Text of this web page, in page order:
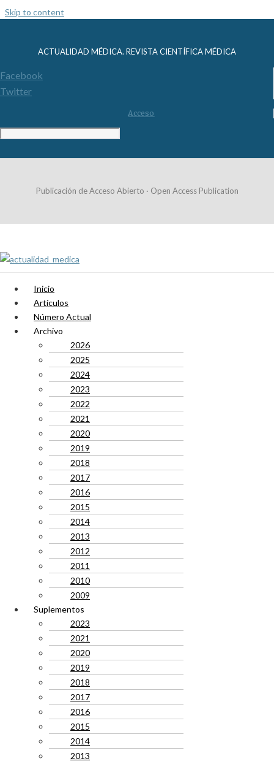
Skip to content
ACTUALIDAD MÉDICA. REVISTA CIENTÍFICA MÉDICA
Facebook
Twitter
Acceso
Publicación de Acceso Abierto · Open Access Publication
Inicio
Artículos
Número Actual
Archivo
2026
2025
2024
2023
2022
2021
2020
2019
2018
2017
2016
2015
2014
2013
2012
2011
2010
2009
Suplementos
2023
2021
2020
2019
2018
2017
2016
2015
2014
2013